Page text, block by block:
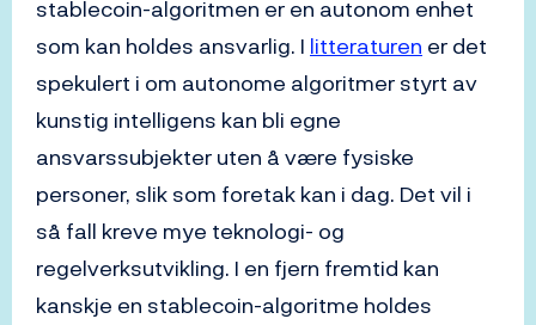
stablecoin-algoritmen er en autonom enhet
som kan holdes ansvarlig. I litteraturen er det
spekulert i om autonome algoritmer styrt av
kunstig intelligens kan bli egne
ansvarssubjekter uten å være fysiske
personer, slik som foretak kan i dag. Det vil i
så fall kreve mye teknologi- og
regelverksutvikling. I en fjern fremtid kan
kanskje en stablecoin-algoritme holdes